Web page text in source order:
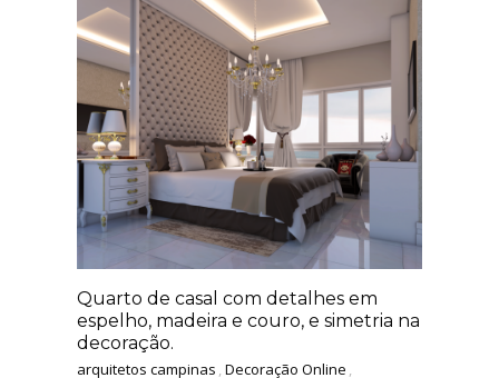
Quarto de casal com detalhes em
espelho, madeira e couro, e simetria na
decoração.
arquitetos campinas , Decoração Online ,